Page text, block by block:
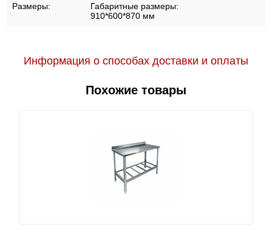
Размеры:
Габаритные размеры:
910*600*870 мм
Информация о способах доставки и оплаты
Похожие товары